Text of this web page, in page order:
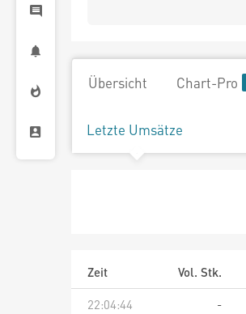
Übersicht Chart-Pro
Letzte Umsätze
Zeit Vol. Stk.
22:04:44
-